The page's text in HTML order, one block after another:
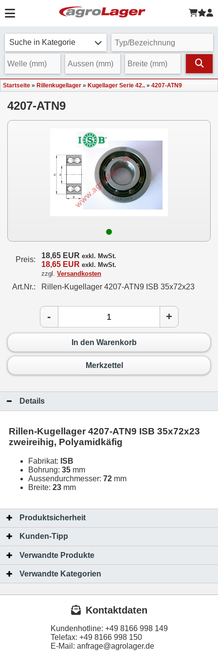
Suche in Kategorie
Startseite » Rillenkugellager » Kugellager Serie 42.. » 4207-ATN9
4207-ATN9
Preis: 18,65 EUR exkl. MwSt.
18,65 EUR exkl. MwSt.
zzgl. Versandkosten
Art.Nr.: Rillen-Kugellager 4207-ATN9 ISB 35x72x23
- +
In den Warenkorb
Merkzettel
Details
Rillen-Kugellager 4207-ATN9 ISB 35x72x23
zweireihig, Polyamidkäfig
Fabrikat: ISB
Bohrung: 35 mm
Aussendurchmesser: 72 mm
Breite: 23 mm
Produktsicherheit
Kunden-Tipp
Verwandte Produkte
Verwandte Kategorien
Kontaktdaten
Kundenhotline: +49 8166 998 149
Telefax: +49 8166 998 150
E-Mail: anfrage@agrolager.de